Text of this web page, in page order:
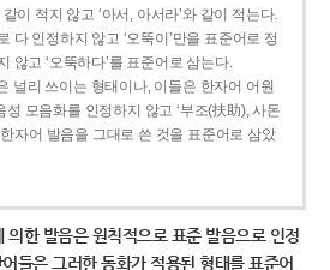
이 적지 않고 ‘아서, 아서라’와 같이 적는다.
다 인정하지 않고 ‘오뚝이’만을 표준어로 정
않고 ‘오뚝하다’를 표준어로 삼는다.
널리 쓰이는 형태이나, 이들은 한자어 어원
모음화를 인정하지 않고 ‘부조(扶助), 사돈
자어 발음을 그대로 쓴 것을 표준어로 삼았
의한 발음은 원칙적으로 표준 발음으로 인정
들은 그러한 동화가 적용된 형태를 표준어